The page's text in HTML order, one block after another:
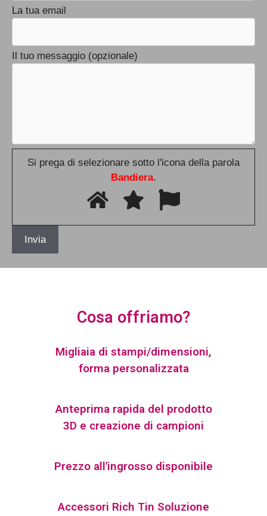
La tua email
Il tuo messaggio (opzionale)
Si prega di selezionare sotto l'icona della parola
Bandiera.
Cosa offriamo?
Migliaia di stampi/dimensioni,
forma personalizzata
Anteprima rapida del prodotto
3D e creazione di campioni
Prezzo all'ingrosso disponibile
Accessori Rich Tin Soluzione